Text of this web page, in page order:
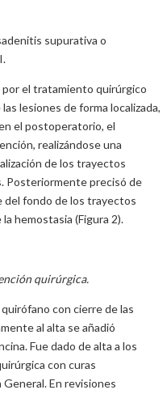
supurativa o
el tratamiento quirúrgico
lesiones de forma localizada,
el postoperatorio, el
realizándose una
de los trayectos
Posteriormente precisó de
del fondo de los trayectos
hemostasia (Figura 2).
quirúrgica.
con cierre de las
al alta se añadió
Fue dado de alta a los
con curas
En revisiones